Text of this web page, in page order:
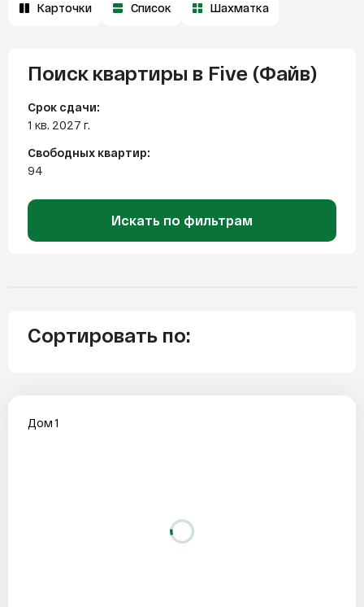
Карточки Список Шахматка
Поиск квартиры в Five (Файв)
Срок сдачи:
1 кв. 2027 г.
Свободных квартир:
94
Искать по фильтрам
Сортировать по:
Дом 1